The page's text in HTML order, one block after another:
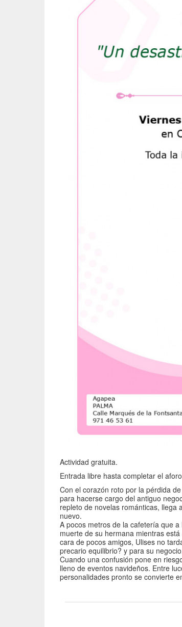
Actividad gratuita.
Entrada libre hasta completar el
Con el corazón roto por la pérdida
para hacerse cargo del antiguo
repleto de novelas románticas, llega
nuevo.
A pocos metros de la cafetería que
muerte de su hermana mientras
cara de pocos amigos, Ulises no
precario equilibrio? y para su
Cuando una confusión pone en
lleno de eventos navideños. Entre
personalidades pronto se convierte